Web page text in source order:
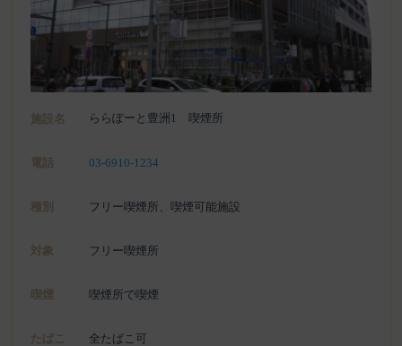
施設名 ららぽーと豊洲1 喫煙所
電話 03-6910-1234
種別 フリー喫煙所、喫煙可能施設
対象 フリー喫煙所
喫煙 喫煙所で喫煙
たばこ 全たばこ可